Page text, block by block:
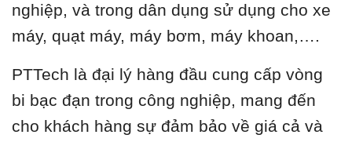
nghiệp, và trong dân dụng sử dụng cho xe
máy, quạt máy, máy bơm, máy khoan,….
PTTech là đại lý hàng đầu cung cấp vòng
bi bạc đạn trong công nghiệp, mang đến
cho khách hàng sự đảm bảo về giá cả và